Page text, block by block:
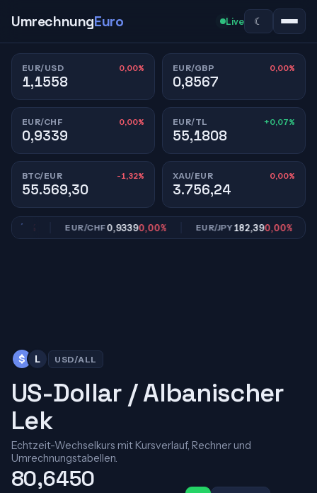
UmrechnungEuro Live ☾
EUR/USD 0,00%
1,1558
EUR/GBP 0,00%
0,8567
EUR/CHF 0,00%
0,9339
EUR/TL +0,07%
55,1808
BTC/EUR -1,32%
55.569,30
XAU/EUR 0,00%
3.756,24
EUR/CHF0,93390,00% EUR/JPY182,390,00%
$ L USD/ALL
US-Dollar / Albanischer
Lek
Echtzeit-Wechselkurs mit Kursverlauf, Rechner und
Umrechnungstabellen.
80,6450